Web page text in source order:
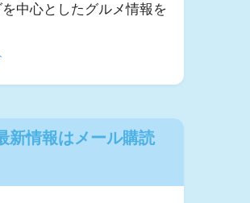
中心としたグルメ情報を
新情報はメール購読